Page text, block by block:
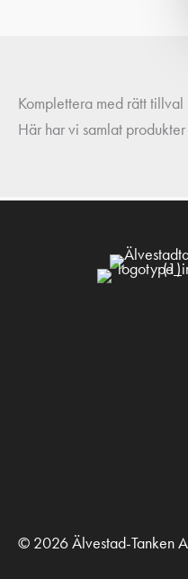
Komplettera med rätt tillval
Här har vi samlat
© 2026 Älvestad-Tanken